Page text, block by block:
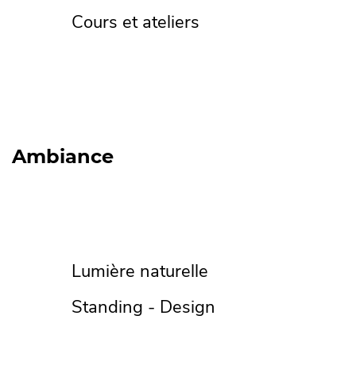
Cours et ateliers
Ambiance
Lumière naturelle
Standing - Design